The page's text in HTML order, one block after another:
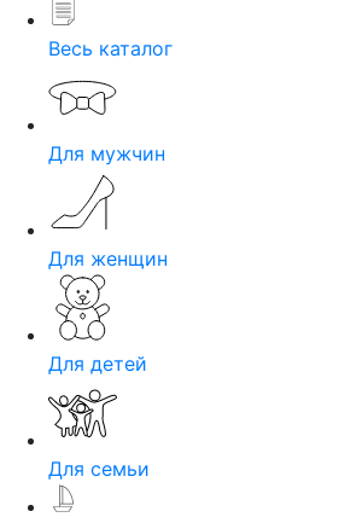
Весь каталог
Для мужчин
Для женщин
Для детей
Для семьи